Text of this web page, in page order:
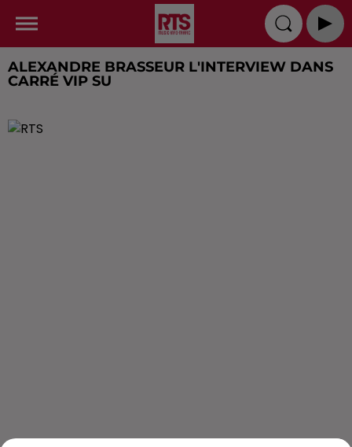
ALEXANDRE BRASSEUR L'INTERVIEW DANS
CARRÉ VIP SU